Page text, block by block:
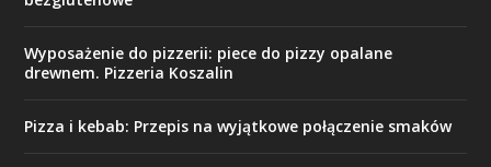
Wyposażenie do pizzerii: piece do pizzy opalane
drewnem. Pizzeria Koszalin
Pizza i kebab: Przepis na wyjątkowe połączenie smaków